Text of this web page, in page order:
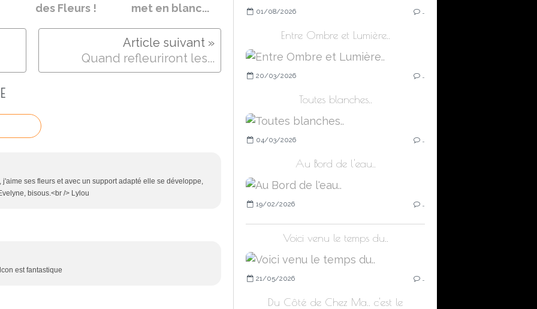
des Fleurs !
met en blanc...
Quand refleuriront les...
ses fleurs et avec un support adapté elle se développe,
bisous.<br /> Lylou
est fantastique
01/08/2026
Entre Ombre et Lumière..
20/03/2026
Toutes blanches..
04/03/2026
Au Bord de l'eau..
19/02/2026
Voici venu le temps du..
21/05/2026
Du Côté de Chez Ma.. c'est le